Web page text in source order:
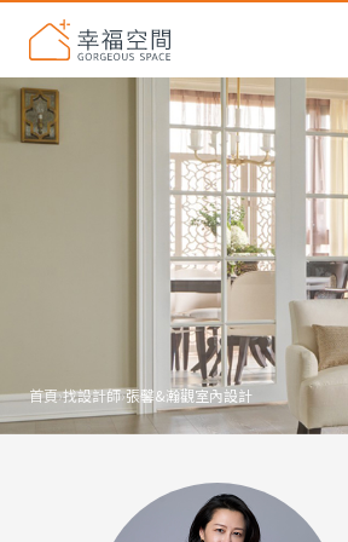
首頁›找設計師›張馨&瀚觀室內設計